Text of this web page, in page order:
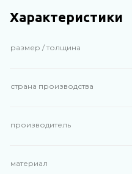
Характеристики
размер / толщина
страна производства
производитель
материал